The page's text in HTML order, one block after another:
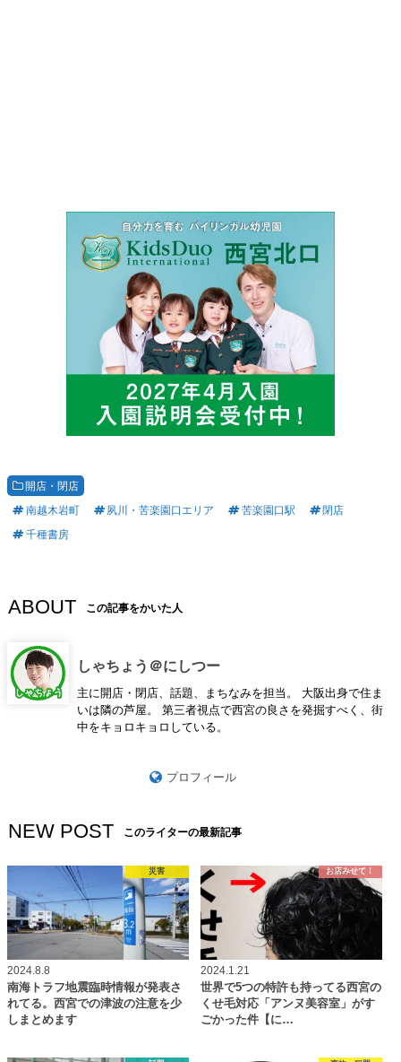
開店・閉店
南越木岩町
夙川・苦楽園口エリア 苦楽園口駅
閉店
千種書房
ABOUT この記事をかいた人
しゃちょう＠にしつー
主に開店・閉店、話題、まちなみを担当。 大阪出身で住ま
いは隣の芦屋。 第三者視点で西宮の良さを発掘すべく、街
中をキョロキョロしている。
プロフィール
NEW POST このライターの最新記事
災害
2024.8.8
南海トラフ地震臨時情報が発表さ
れてる。西宮での津波の注意を少
しまとめます
お店みせて！
2024.1.21
世界で5つの特許も持ってる西宮の
くせ毛対応「アンヌ美容室」がす
ごかった件【に…